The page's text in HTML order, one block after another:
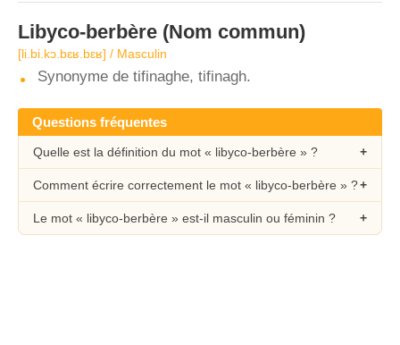
Libyco-berbère (Nom commun)
[li.bi.kɔ.bɛʁ.bɛʁ] / Masculin
Synonyme de tifinaghe, tifinagh.
Questions fréquentes
Quelle est la définition du mot « libyco-berbère » ?
Comment écrire correctement le mot « libyco-berbère » ?
Le mot « libyco-berbère » est-il masculin ou féminin ?